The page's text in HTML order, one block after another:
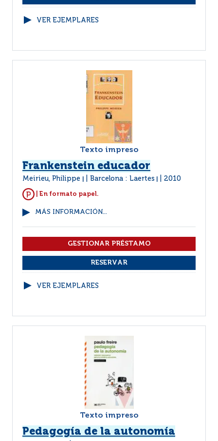
VER EJEMPLARES
Texto impreso
Frankenstein educador
Meirieu, Philippe Barcelona : Laertes 2010
| En formato papel.
MÁS INFORMACIÓN...
VER EJEMPLARES
Texto impreso
Pedagogía de la autonomía